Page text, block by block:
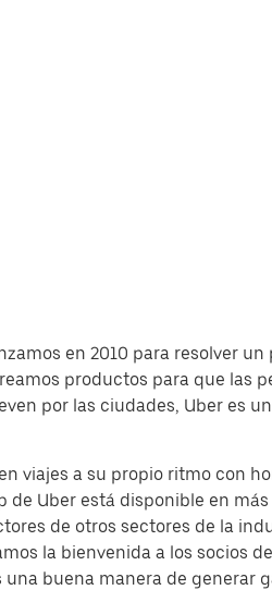
en 2010 para resolver
productos para que las
por las ciudades, Uber es
viajes a su propio ritmo con
Uber está disponible en
de otros sectores de la
la bienvenida a los socios
buena manera de generar